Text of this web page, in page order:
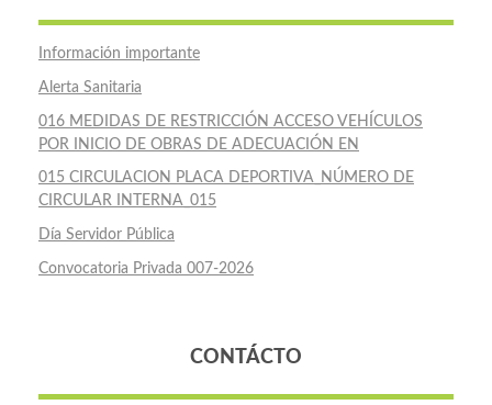
Información importante
Alerta Sanitaria
016 MEDIDAS DE RESTRICCIÓN ACCESO VEHÍCULOS
POR INICIO DE OBRAS DE ADECUACIÓN EN
015 CIRCULACION PLACA DEPORTIVA_NÚMERO DE
CIRCULAR INTERNA_015
Día Servidor Pública
Convocatoria Privada 007-2026
CONTÁCTO